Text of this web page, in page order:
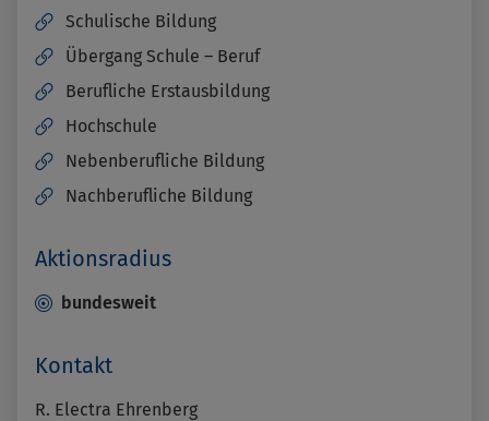
Schulische Bildung
Übergang Schule – Beruf
Berufliche Erstausbildung
Hochschule
Nebenberufliche Bildung
Nachberufliche Bildung
Aktionsradius
bundesweit
Kontakt
R. Electra Ehrenberg